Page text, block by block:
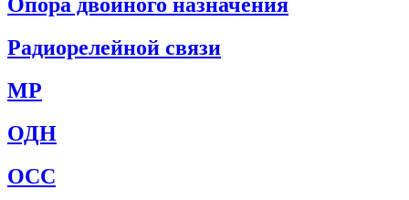
Опора двойного назначения
Радиорелейной связи
МР
ОДН
ОСС